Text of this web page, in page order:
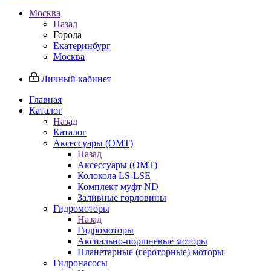
Москва
Назад
Города
Екатеринбург
Москва
Личный кабинет
Главная
Каталог
Назад
Каталог
Аксессуары (OMT)
Назад
Аксессуары (OMT)
Колокола LS-LSE
Комплект муфт ND
Заливные горловины
Гидромоторы
Назад
Гидромоторы
Аксиально-поршневые моторы
Планетарные (героторные) моторы
Гидронасосы